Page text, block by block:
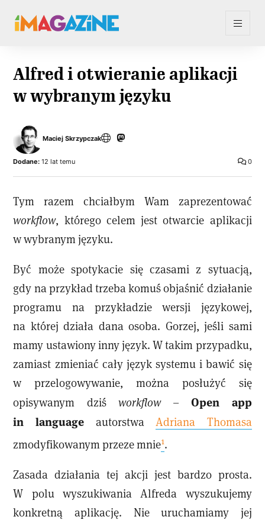
Alfred i otwieranie aplikacji
w wybranym języku
Maciej Skrzypczak
0
Dodane: 12 lat temu
Tym razem chciałbym Wam zaprezentować
workflow, którego celem jest otwarcie aplikacji
w wybranym języku.
Być może spotykacie się czasami z sytuacją,
gdy na przykład trzeba komuś objaśnić działanie
programu na przykładzie wersji językowej,
na której działa dana osoba. Gorzej, jeśli sami
mamy ustawiony inny język. W takim przypadku,
zamiast zmieniać cały język systemu i bawić się
w przelogowywanie, można posłużyć się
opisywanym dziś workflow–Open app
in languageautorstwa Adriana Thomasa
zmodyfikowanym przeze mnie1.
Zasada działania tej akcji jest bardzo prosta.
W polu wyszukiwania Alfreda wyszukujemy
konkretną aplikację. Nie uruchamiamy jej